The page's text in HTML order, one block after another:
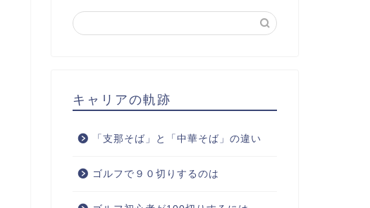
キャリアの軌跡
「支那そば」と「中華そば」の違い
ゴルフで９０切りするのは